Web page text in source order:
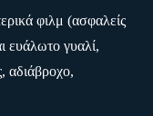
φιλμ (ασφαλείς
ευάλωτο γυαλί,
αδιάβροχο,